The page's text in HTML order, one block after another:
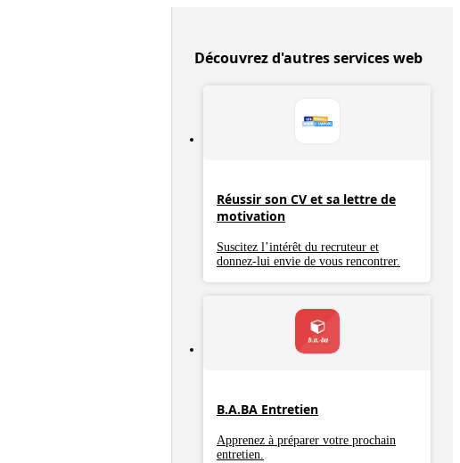
Découvrez d'autres services web
Réussir son CV et sa lettre de
motivation
Suscitez l’intérêt du recruteur et
donnez-lui envie de vous rencontrer.
B.A.BA Entretien
Apprenez à préparer votre prochain
entretien.